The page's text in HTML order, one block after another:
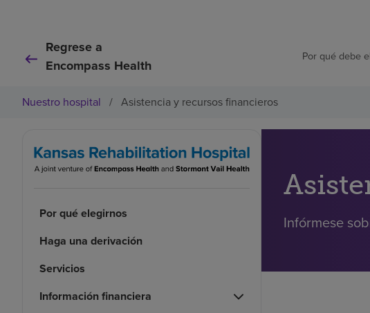
Regrese a
Encompass Health
Por qué debe
Nuestro hospital / Asistencia y recursos financieros
Por qué elegirnos
Haga una derivación
Servicios
Información financiera
Infórmese